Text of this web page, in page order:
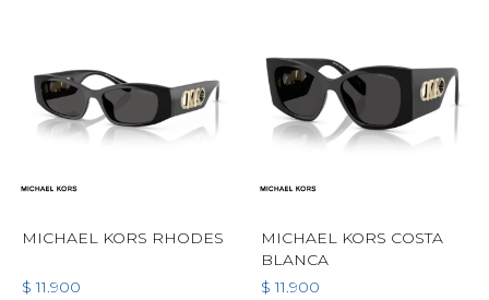
MICHAEL KORS RHODES
$ 11.900
MICHAEL KORS COSTA
BLANCA
$ 11.900